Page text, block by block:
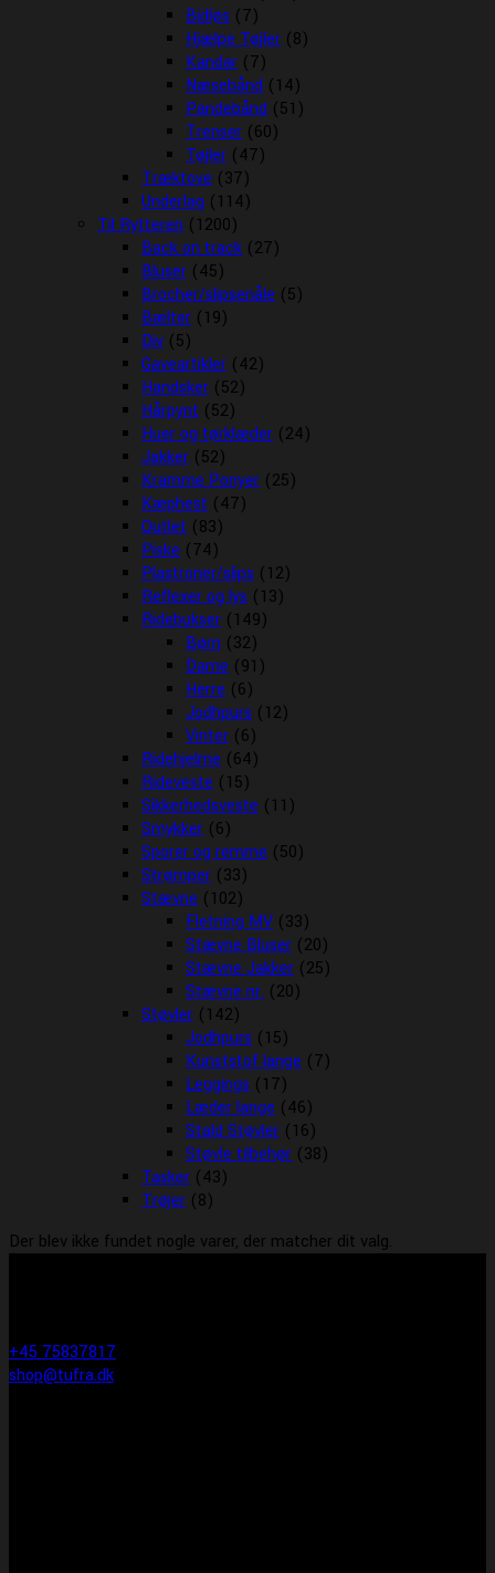
Bidløs (7)
Hjælpe Tøjler (8)
Kandar (7)
Næsebånd (14)
Pandebånd (51)
Trenser (60)
Tøjler (47)
Træktove (37)
Underlag (114)
Til Rytteren (1200)
Back on track (27)
Bluser (45)
Brocher/slipsenåle (5)
Bælter (19)
Div (5)
Gaveartikler (42)
Handsker (52)
Hårpynt (52)
Huer og tørklæder (24)
Jakker (52)
Kramme Ponyer (25)
Kæphest (47)
Outlet (83)
Piske (74)
Plastroner/slips (12)
Reflexer og lys (13)
Ridebukser (149)
Børn (32)
Dame (91)
Herre (6)
Jodhpurs (12)
Vinter (6)
Ridehjelme (64)
Rideveste (15)
Sikkerhedsveste (11)
Smykker (6)
Sporer og remme (50)
Strømper (33)
Stævne (102)
Fletning MV (33)
Stævne Bluser (20)
Stævne Jakker (25)
Stævne nr. (20)
Støvler (142)
Jodhpurs (15)
Kunststof lange (7)
Leggings (17)
Læder lange (46)
Stald Støvler (16)
Støvle tilbehør (38)
Tasker (43)
Trøjer (8)
Der blev ikke fundet nogle varer, der matcher dit valg.
+45 75837817
shop@tufra.dk